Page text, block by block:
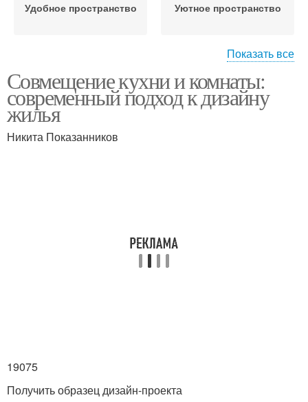
Удобное пространство Уютное пространство
объединении
Освещение в
объединенном
пространстве
Показать все
Совмещение кухни и комнаты:
современный подход к дизайну
жилья
Никита Показанников
19075
Получить образец дизайн-проекта